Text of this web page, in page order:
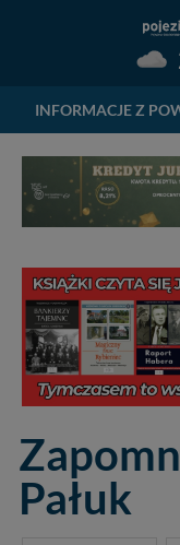
INFORMACJE Z
Pałuk